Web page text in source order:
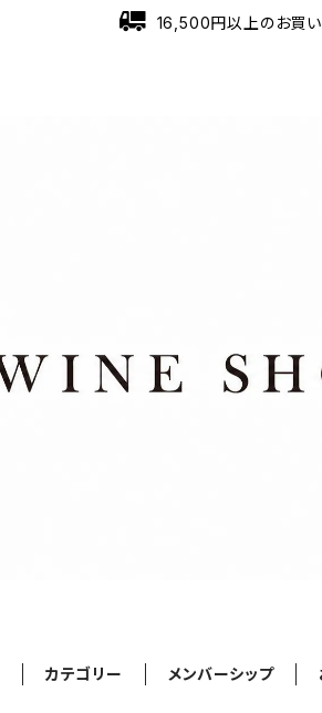
16,500円以上のお買
カテゴリー メンバーシップ